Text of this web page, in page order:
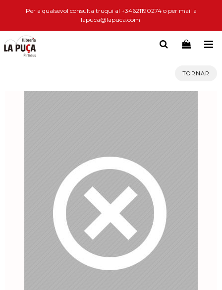
Per a qualsevol consulta truqui al +34621190274 o per mail a
lapuca@lapuca.com
TORNAR